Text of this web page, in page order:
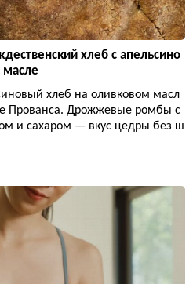
хлеб с апельсино
масле
хлеб на оливковом масл
Прованса. Дрожжевые ромбы с
и сахаром — вкус цедры без ш